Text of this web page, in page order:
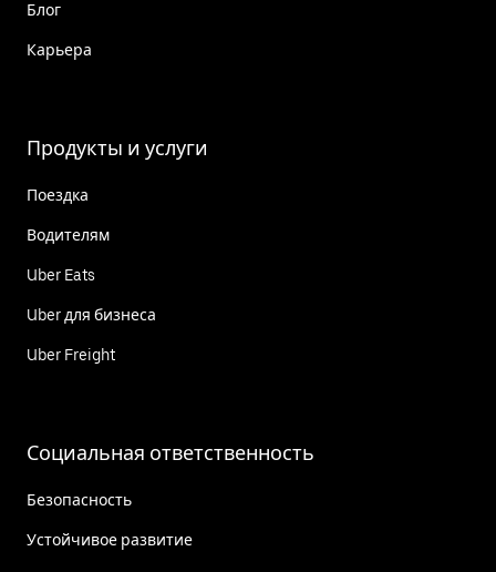
Блог
Карьера
Продукты и услуги
Поездка
Водителям
Uber Eats
Uber для бизнеса
Uber Freight
Социальная ответственность
Безопасность
Устойчивое развитие